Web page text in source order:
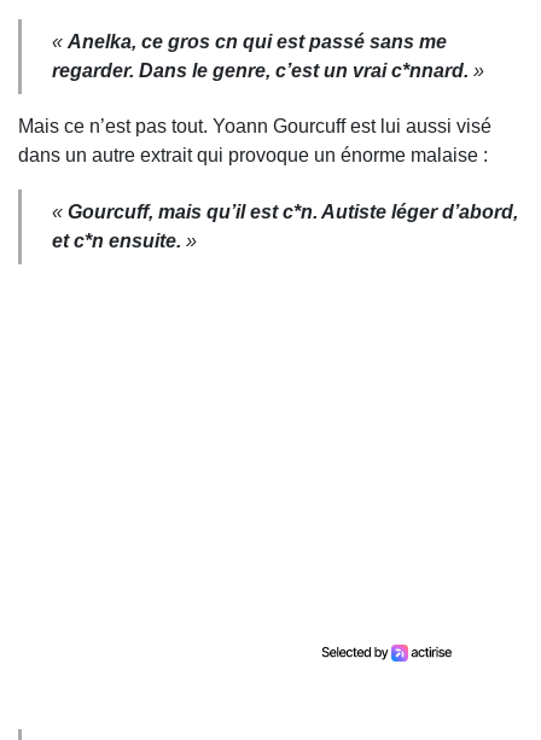
« Anelka, ce gros cn qui est passé sans me
regarder. Dans le genre, c’est un vrai c*nnard. »
Mais ce n’est pas tout. Yoann Gourcuffest lui aussi visé
dans un autre extrait qui provoque un énorme malaise :
« Gourcuff, mais qu’il est c*n. Autiste léger d’abord,
et c*n ensuite. »